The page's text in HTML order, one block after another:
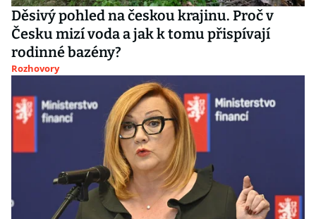
Děsivý pohled na českou krajinu. Proč v
Česku mizí voda a jak k tomu přispívají
rodinné bazény?
Rozhovory